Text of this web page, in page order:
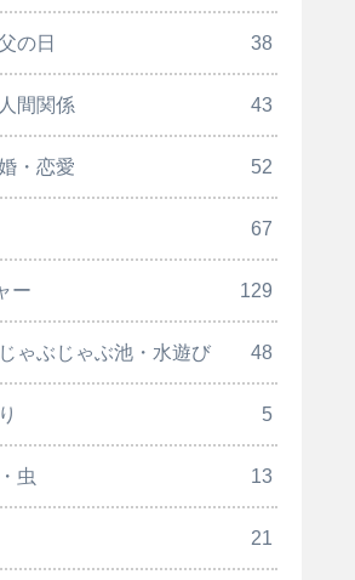
の日 38
間関係 43
・恋愛 52
67
ー 129
ゃぶじゃぶ池・水遊び 48
5
虫 13
21